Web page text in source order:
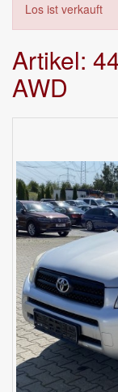
Los ist verkauft
Artikel:
AWD